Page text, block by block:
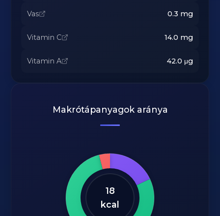
Vas 0.3 mg
Vitamin C 14.0 mg
Vitamin A 42.0 μg
Makrótápanyagok aránya
18
kcal